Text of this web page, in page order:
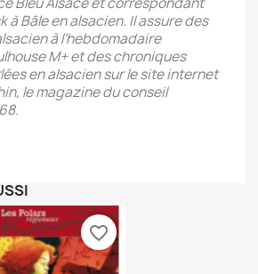
à Bâle en alsacien. Il assure des
à l’hebdomadaire
M+ et des chroniques
en alsacien sur le site internet
le magazine du conseil
favorite_border